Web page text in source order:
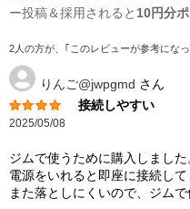
ー投稿＆採用されると 10円分
2人の方が、｢このレビューが参考にな
りんご@jwpgmd さん
接続しやすい
2025/05/08
ジムで使うために購入しました
電源をいれると即座に接続して
また落としにくいので、ジム